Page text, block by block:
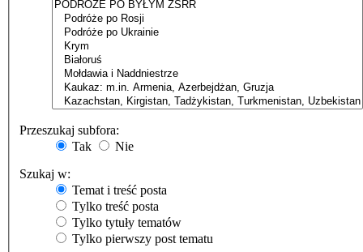
Przeszukaj subfora:
Tak
Nie
Szukaj w:
Temat i treść posta
Tylko treść posta
Tylko tytuły tematów
Tylko pierwszy post tematu